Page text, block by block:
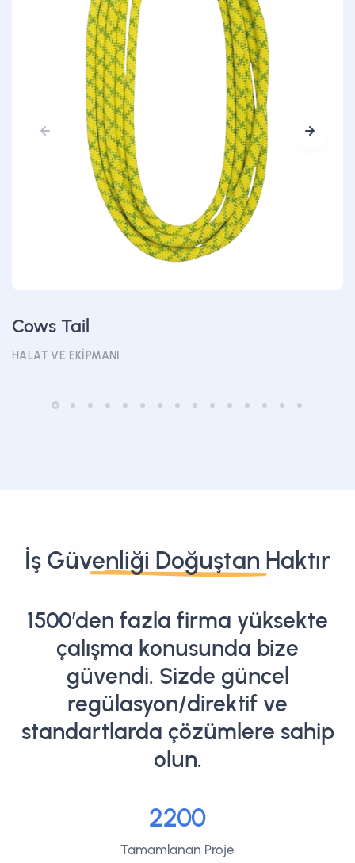
Cows Tail
HALAT VE EKIPMANI
İş Güvenliği Doğuştan Haktır
1500’den fazla firma yüksekte
çalışma konusunda bize
güvendi. Sizde güncel
regülasyon/direktif ve
standartlarda çözümlere sahip
olun.
2200
Tamamlanan Proje